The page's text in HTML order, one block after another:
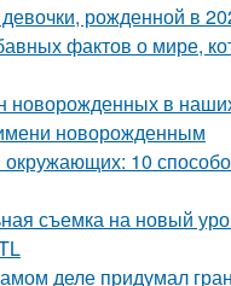
рожденной в
фактов о мире,
новорожденных в
новорожденным
окружающих: 10
съемка на новый
деле придумал